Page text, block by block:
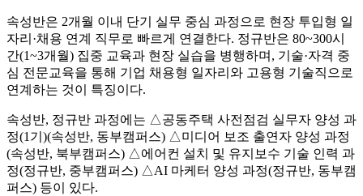
속성반은 2개월 이내 단기 실무 중심 과정으로 현장 투입형 일
자리·채용 연계 직무로 빠르게 연결한다. 정규반은 80~300시
간(1~3개월) 집중 교육과 현장 실습을 병행하며, 기술·자격 중
심 전문교육을 통해 기업 채용형 일자리와 고용형 기술직으로
연계하는 것이 특징이다.
속성반, 정규반 과정에는 △공동주택 사전점검 실무자 양성 과
정(1기)(속성반, 동부캠퍼스) △미디어 보조 출연자 양성 과정
(속성반, 북부캠퍼스) △에어컨 설치 및 유지보수 기술 인력 과
정(정규반, 중부캠퍼스) △AI 마케터 양성 과정(정규반, 동부캠
퍼스) 등이 있다.